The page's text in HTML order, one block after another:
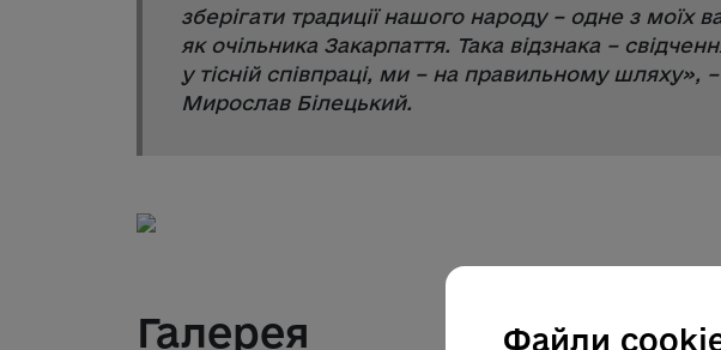
зберігати традиції нашого народу – одне з моїх
як очільника Закарпаття. Така відзнака –
у тісній співпраці, ми – на правильному шляху»,
Мирослав Білецький.
Галерея Файли